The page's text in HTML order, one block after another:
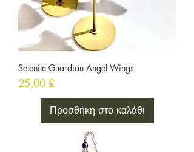
Selenite Guardian Angel Wings
Τιμή
25,00 £
Προσθήκη στο καλάθι